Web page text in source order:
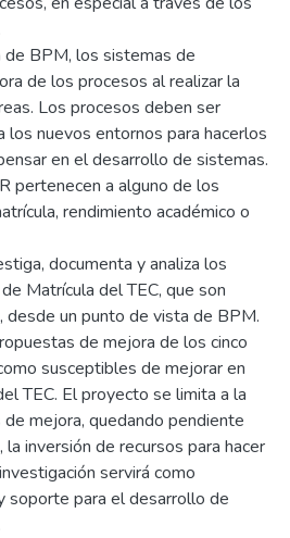
BPM, los sistemas de
de los procesos al realizar la
Los procesos deben ser
los nuevos entornos para hacerlos
en el desarrollo de sistemas.
pertenecen a alguno de los
rendimiento académico o
documenta y analiza los
Matrícula del TEC, que son
un punto de vista de BPM.
de mejora de los cinco
susceptibles de mejorar en
TEC. El proyecto se limita a la
mejora, quedando pendiente
la inversión de recursos para hacer
servirá como
soporte para el desarrollo de